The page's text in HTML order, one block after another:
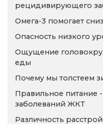
рецидивирующего
Омега-3 помогает
Опасность низкого
Ощущение
еды
Почему мы толстеем
Правильное питание
заболеваний ЖКТ
Различность